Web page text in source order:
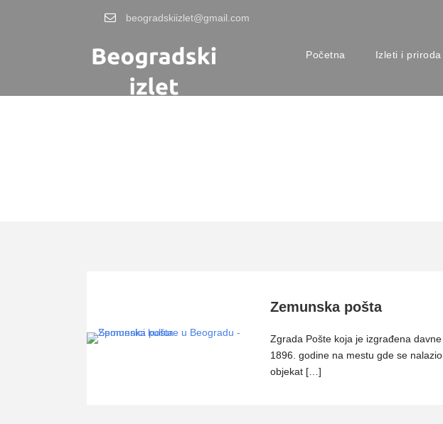
beogradskiizlet@gmail.com
Početna Izleti i priroda
Zemunska pošta
Zgrada Pošte koja je izgrađena davne
1896. godine na mestu gde se nalazio
objekat […]